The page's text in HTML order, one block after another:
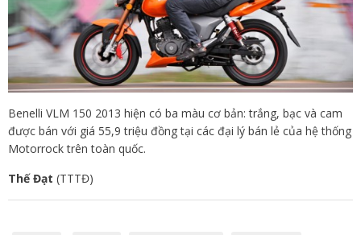
Benelli VLM 150 2013 hiện có ba màu cơ bản: trắng, bạc và cam
được bán với giá 55,9 triệu đồng tại các đại lý bán lẻ của hệ thống
Motorrock trên toàn quốc.
Thế Đạt (TTTĐ)